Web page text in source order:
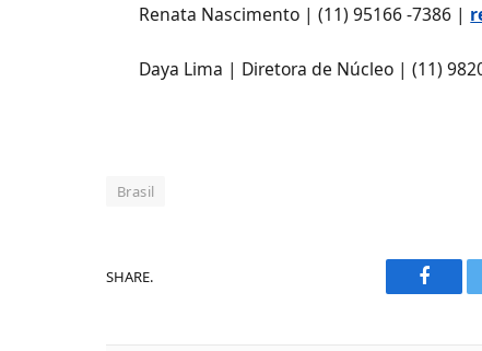
Renata Nascimento | (11) 95166 -7386 |
Daya Lima | Diretora de Núcleo | (11)
Brasil
SHARE.